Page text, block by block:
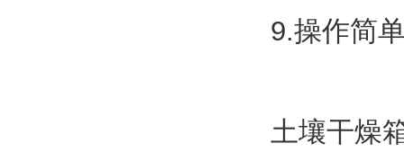
9.操作简
土壤干燥